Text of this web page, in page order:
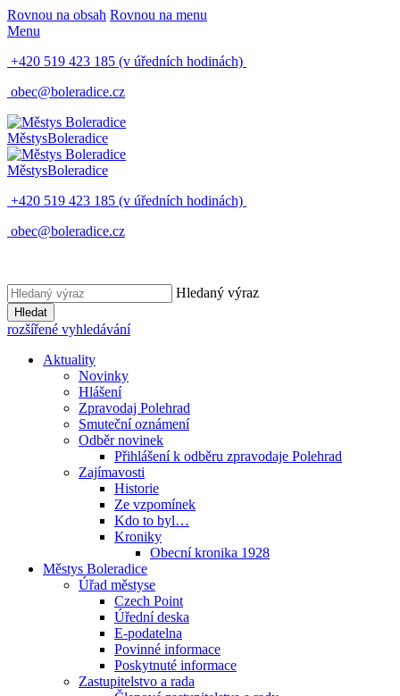
Rovnou na obsah Rovnou na menu
Menu
+420 519 423 185 (v úředních hodinách)
obec@boleradice.cz
MěstysBoleradice
MěstysBoleradice
+420 519 423 185 (v úředních hodinách)
obec@boleradice.cz
Hledaný výraz
Hledat
rozšířené vyhledávání
Aktuality
Novinky
Hlášení
Zpravodaj Polehrad
Smuteční oznámení
Odběr novinek
Přihlášení k odběru zpravodaje Polehrad
Zajímavosti
Historie
Ze vzpomínek
Kdo to byl…
Kroniky
Obecní kronika 1928
Městys Boleradice
Úřad městyse
Czech Point
Úřední deska
E-podatelna
Povinné informace
Poskytnuté informace
Zastupitelstvo a rada